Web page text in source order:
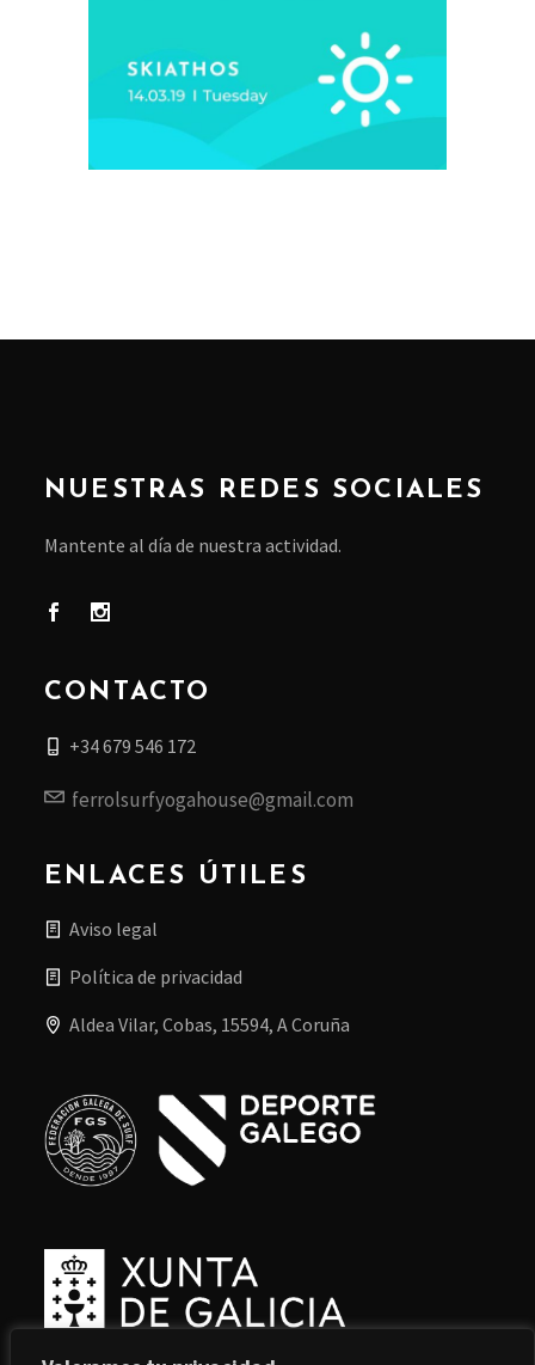
NUESTRAS REDES SOCIALES
Mantente al día de nuestra actividad.
CONTACTO
+34 679 546 172
ferrolsurfyogahouse@gmail.com
ENLACES ÚTILES
Aviso legal
Política de privacidad
Aldea Vilar, Cobas, 15594, A Coruña